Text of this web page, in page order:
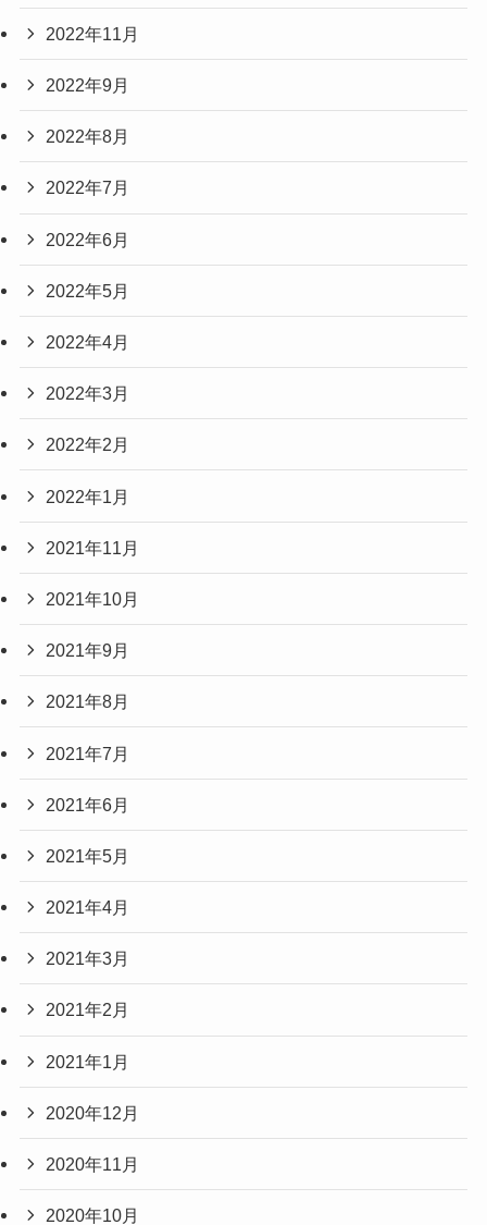
2022年11月
2022年9月
2022年8月
2022年7月
2022年6月
2022年5月
2022年4月
2022年3月
2022年2月
2022年1月
2021年11月
2021年10月
2021年9月
2021年8月
2021年7月
2021年6月
2021年5月
2021年4月
2021年3月
2021年2月
2021年1月
2020年12月
2020年11月
2020年10月